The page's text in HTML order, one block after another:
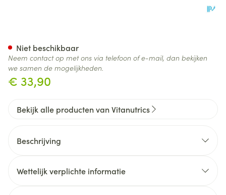
€ 33,90
Niet beschikbaar
Neem contact op met ons via telefoon of e-mail, dan bekijken
we samen de mogelijkheden.
Bekijk alle producten van Vitanutrics
Beschrijving
Wettelijk verplichte informatie